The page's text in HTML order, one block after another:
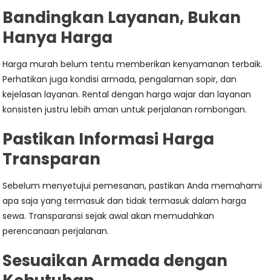
Bandingkan Layanan, Bukan
Hanya Harga
Harga murah belum tentu memberikan kenyamanan terbaik.
Perhatikan juga kondisi armada, pengalaman sopir, dan
kejelasan layanan. Rental dengan harga wajar dan layanan
konsisten justru lebih aman untuk perjalanan rombongan.
Pastikan Informasi Harga
Transparan
Sebelum menyetujui pemesanan, pastikan Anda memahami
apa saja yang termasuk dan tidak termasuk dalam harga
sewa. Transparansi sejak awal akan memudahkan
perencanaan perjalanan.
Sesuaikan Armada dengan